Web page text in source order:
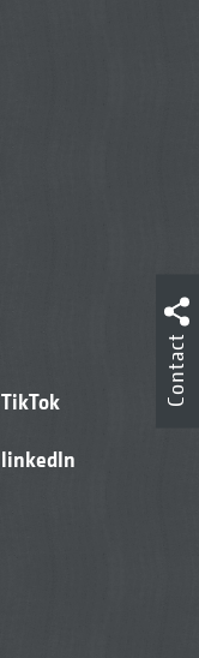
TikTok
linkedIn
Contact